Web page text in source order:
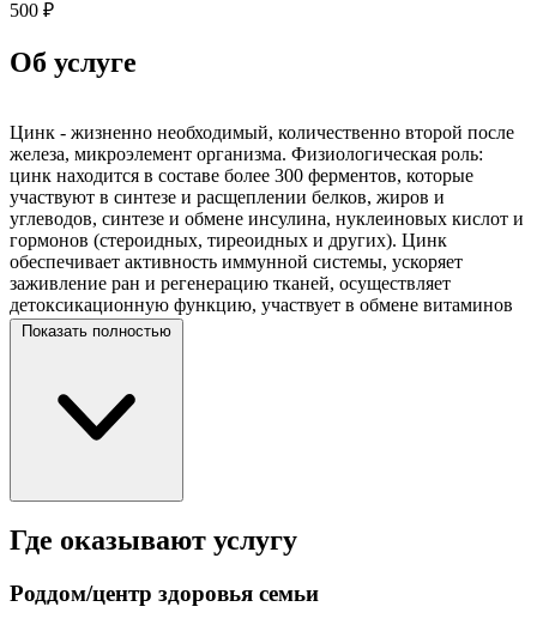
500 ₽
Об услуге
Цинк - жизненно необходимый, количественно второй после
железа, микроэлемент организма. Физиологическая роль:
цинк находится в составе более 300 ферментов, которые
участвуют в синтезе и расщеплении белков, жиров и
углеводов, синтезе и обмене инсулина, нуклеиновых кислот и
гормонов (стероидных, тиреоидных и других). Цинк
обеспечивает активность иммунной системы, ускоряет
заживление ран и регенерацию тканей, осуществляет
детоксикационную функцию, участвует в обмене витаминов
A и Е, находится в структуре и ферментах костной ткани. Тест
Повышение содержания цинка: первичная остеосаркома
кости, атеросклероз сосудов, анемия, пищевое отравление,
при назначении пеницилламина. Снижение содержания
ревматоидный артрит, алопеция, гипоальбуминемия,
острый стресс, беременность
Показать полностью
Где оказывают услугу
Роддом/центр здоровья семьи